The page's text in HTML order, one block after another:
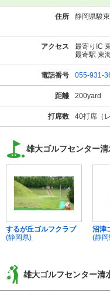
住所 静岡県駿
アクセス
最寄りIC
最寄駅 東
電話番号 055-931-
距離 200yard
打席数 40打席（
雄大ゴルフセンター
するが丘ゴルフクラブ
(静岡県)
沼津
(静
雄大ゴルフセンター清